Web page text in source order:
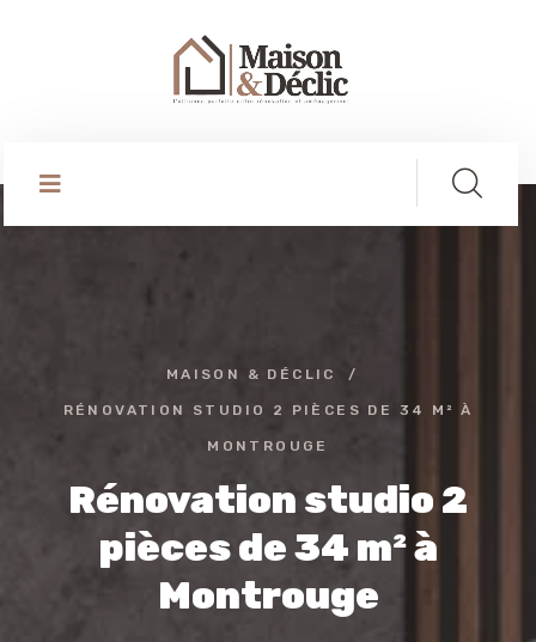
MAISON & DÉCLIC
RÉNOVATION STUDIO 2 PIÈCES DE 34 M² À
MONTROUGE
Rénovation studio 2
pièces de 34 m² à
Montrouge